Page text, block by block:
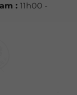
: 11h00 -